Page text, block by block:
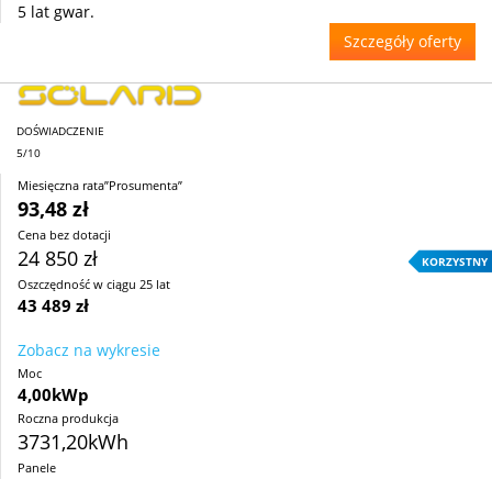
5 lat gwar.
Szczegóły oferty
DOŚWIADCZENIE
5/10
Miesięczna rata”Prosumenta”
93,48 zł
Cena bez dotacji
24 850 zł KORZYSTNY
Oszczędność w ciągu 25 lat
43 489 zł
Zobacz na wykresie
Moc
4,00kWp
Roczna produkcja
3731,20kWh
Panele